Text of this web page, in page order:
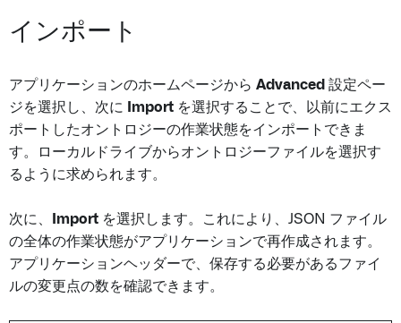
インポート
アプリケーションのホームページから Advanced 設定ペー
ジを選択し、次に
Import を選択することで、以前にエクス
ポートしたオントロジーの作業状態をインポートできま
す。ローカルドライブからオントロジーファイルを選択す
るように求められます。
次に、 Import を選択します。これにより、JSON ファイル
の全体の作業状態がアプリケーションで再作成されます。
アプリケーションヘッダーで、保存する必要があるファイ
ルの変更点の数を確認できます。